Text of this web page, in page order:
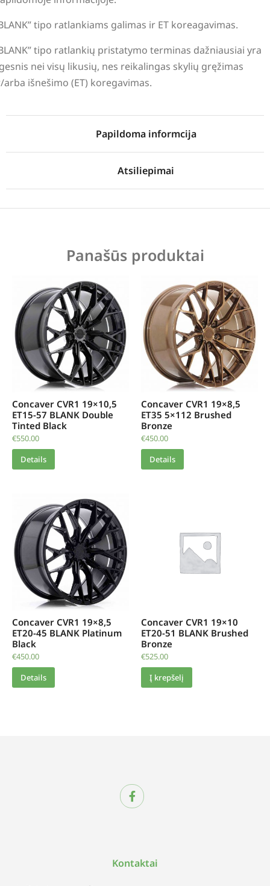
tipo ratlankiams galimas ir ET koreagavimas.
tipo ratlankių pristatymo terminas dažniausiai yra
nei visų likusių, nes reikalingas skylių gręžimas
arba išnešimo (ET) koregavimas.
Papildoma informcija
Atsiliepimai
Panašūs produktai
Concaver CVR1 19×10,5
ET15-57 BLANK Double
Tinted Black
€550.00
Details
Concaver CVR1 19×8,5
ET35 5×112 Brushed
Bronze
€450.00
Details
Concaver CVR1 19×8,5
ET20-45 BLANK Platinum
Black
€450.00
Details
Concaver CVR1 19×10
ET20-51 BLANK Brushed
Bronze
€525.00
Į krepšelį
Kontaktai